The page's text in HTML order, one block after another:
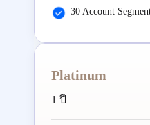
30 Account
Platinum
1 ปี